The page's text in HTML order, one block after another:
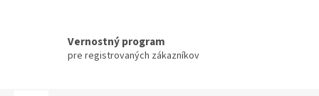
Vernostný program
pre registrovaných zákazníkov